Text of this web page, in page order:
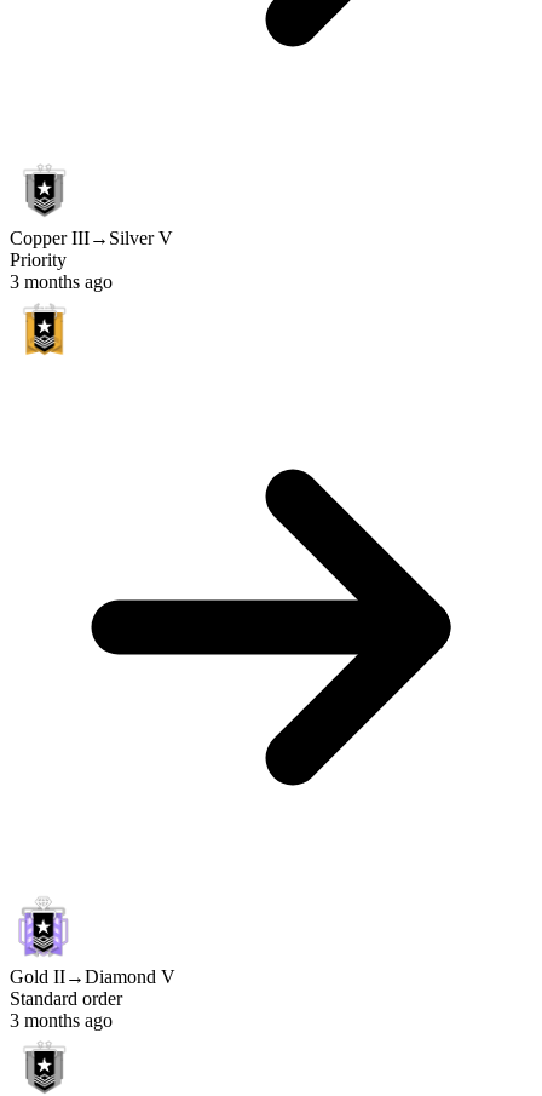
Copper III→ Silver V
Priority
3 months ago
Gold II→Diamond V
Standard order
3 months ago